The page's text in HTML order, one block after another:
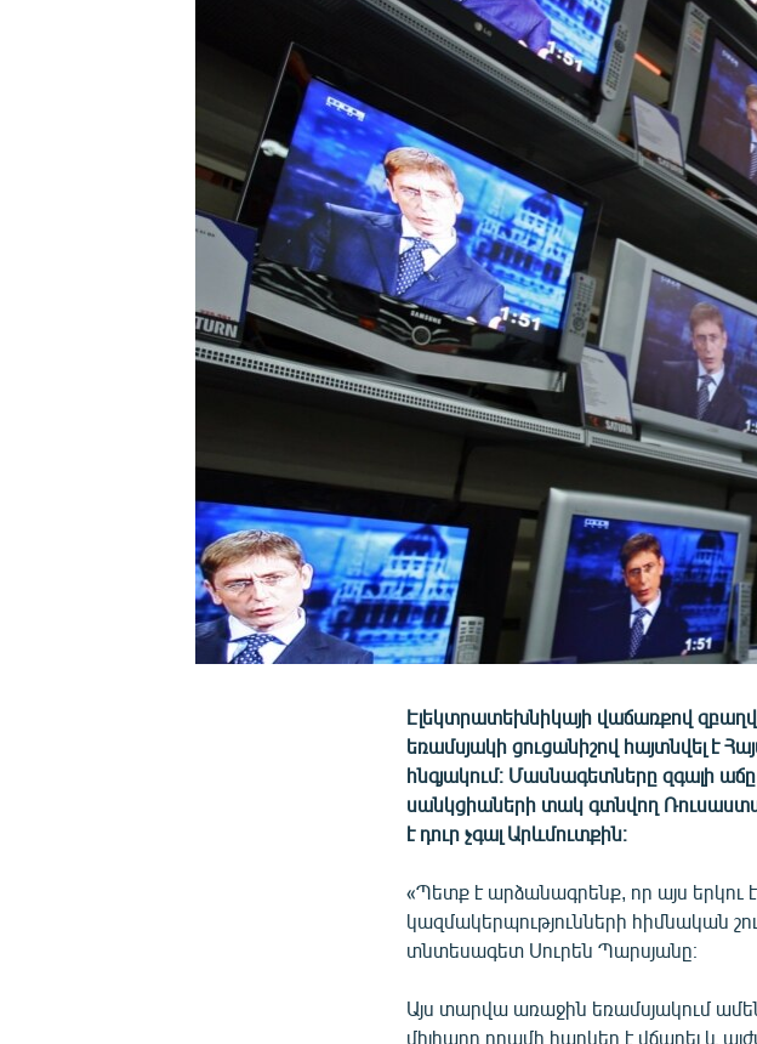
Էլեկտրատեխնիկայի վաճառքով
եռամսյակի ցուցանիշով հայտնվել
հնգյակում։ Մասնագետները զգալի
սանկցիաների տակ գտնվող
է դուր չգալ Արևմուտքին։
«Պետք է արձանագրենք, որ այս
կազմակերպությունների հիմնական
տնտեսագետ Սուրեն Պարսյանը։
Այս տարվա առաջին եռամսյակում
միլիարդ դրամի հարկեր է վճարել և